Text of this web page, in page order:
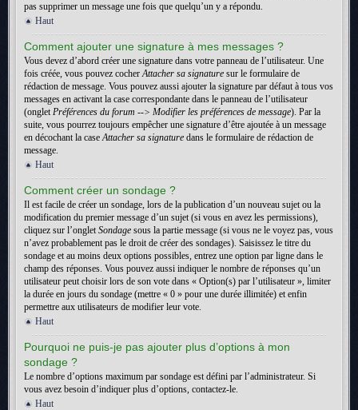
pas supprimer un message une fois que quelqu’un y a répondu.
Haut
Comment ajouter une signature à mes messages ?
Vous devez d’abord créer une signature dans votre panneau de l’utilisateur. Une
fois créée, vous pouvez cocherAttacher sa signature sur le formulaire de
rédaction de message. Vous pouvez aussi ajouter la signature par défaut à tous vos
messages en activant la case correspondante dans le panneau de l’utilisateur
(ongletPréférences du forum --> Modifier les préférences de message). Par la
suite, vous pourrez toujours empêcher une signature d’être ajoutée à un message
en décochant la caseAttacher sa signature dans le formulaire de rédaction de
message.
Haut
Comment créer un sondage ?
Il est facile de créer un sondage, lors de la publication d’un nouveau sujet ou la
modification du premier message d’un sujet (si vous en avez les permissions),
cliquez sur l’ongletSondage sous la partie message (si vous ne le voyez pas, vous
n’avez probablement pas le droit de créer des sondages). Saisissez le titre du
sondage et au moins deux options possibles, entrez une option par ligne dans le
champ des réponses. Vous pouvez aussi indiquer le nombre de réponses qu’un
utilisateur peut choisir lors de son vote dans « Option(s) par l’utilisateur », limiter
la durée en jours du sondage (mettre « 0 » pour une durée illimitée) et enfin
permettre aux utilisateurs de modifier leur vote.
Haut
Pourquoi ne puis-je pas ajouter plus d’options à mon
sondage ?
Le nombre d’options maximum par sondage est défini par l’administrateur. Si
vous avez besoin d’indiquer plus d’options, contactez-le.
Haut